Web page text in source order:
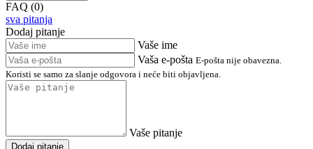
FAQ (0)
sva pitanja
Dodaj pitanje
Vaše ime
Vaša e-pošta E-pošta nije obavezna.
Koristi se samo za slanje odgovora i neće biti objavljena.
Vaše pitanje
Dodaj pitanje